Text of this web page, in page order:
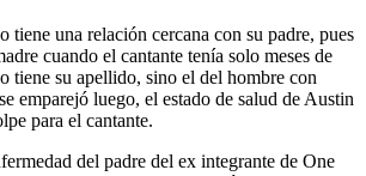
tiene una relación cercana con su padre, pues
cuando el cantante tenía solo meses de
tiene su apellido, sino el del hombre con
emparejó luego, el estado de salud de Austin
para el cantante.
del padre del ex integrante de One